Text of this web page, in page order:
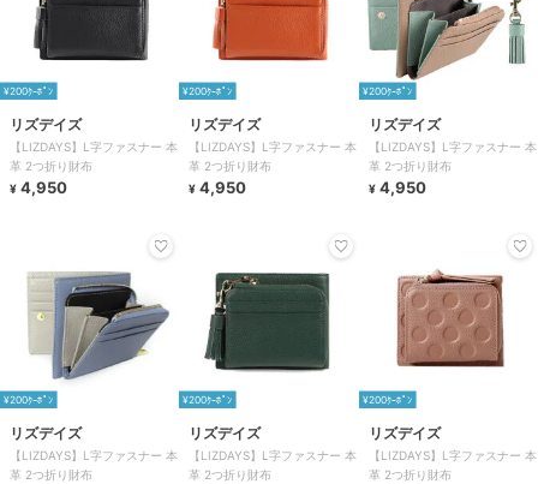
¥200ｸｰﾎﾟﾝ
リズデイズ
【LIZDAYS】L字ファスナー 本
革 2つ折り財布
¥ 4,950
¥200ｸｰﾎﾟﾝ
リズデイズ
【LIZDAYS】L字ファスナー 本
革 2つ折り財布
¥ 4,950
¥200ｸｰﾎﾟﾝ
リズデイズ
【LIZDAYS】L字ファスナー 本
革 2つ折り財布
¥ 4,950
¥200ｸｰﾎﾟﾝ
リズデイズ
【LIZDAYS】L字ファスナー 本
革 2つ折り財布
¥200ｸｰﾎﾟﾝ
リズデイズ
【LIZDAYS】L字ファスナー 本
革 2つ折り財布
¥200ｸｰﾎﾟﾝ
リズデイズ
【LIZDAYS】L字ファスナー 本
革 2つ折り財布